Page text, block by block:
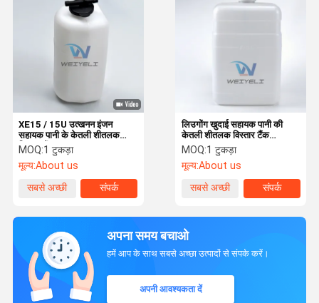
XE15 / 15U उत्खनन इंजन
सहायक पानी के केतली शीतलक
विस्तार टैंक
MOQ:1 टुकड़ा
मूल्य:About us
सबसे अच्छी
संपर्क
लिउगोंग खुदाई सहायक पानी की
केतली शीतलक विस्तार टैंक
LG920E / 926E / 936E
MOQ:1 टुकड़ा
मूल्य:About us
सबसे अच्छी
संपर्क
अपना समय बचाओ
हमें आप के साथ सबसे अच्छा उत्पादों से संपर्क करें।
अपनी आवश्यकता दें